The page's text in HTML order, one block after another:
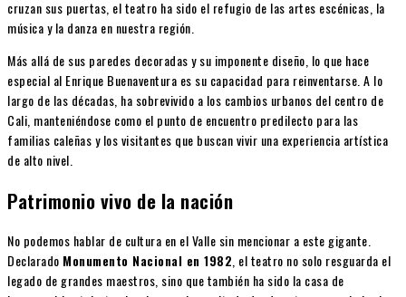
cruzan sus puertas, el teatro ha sido el refugio de las artes escénicas, la
música y la danza en nuestra región.
Más allá de sus paredes decoradas y su imponente diseño, lo que hace
especial al Enrique Buenaventura es su capacidad para reinventarse. A lo
largo de las décadas, ha sobrevivido a los cambios urbanos del centro de
Cali, manteniéndose como el punto de encuentro predilecto para las
familias caleñas y los visitantes que buscan vivir una experiencia artística
de alto nivel.
Patrimonio vivo de la nación
No podemos hablar de cultura en el Valle sin mencionar a este gigante.
Declarado Monumento Nacional en 1982, el teatro no solo resguarda el
legado de grandes maestros, sino que también ha sido la casa de